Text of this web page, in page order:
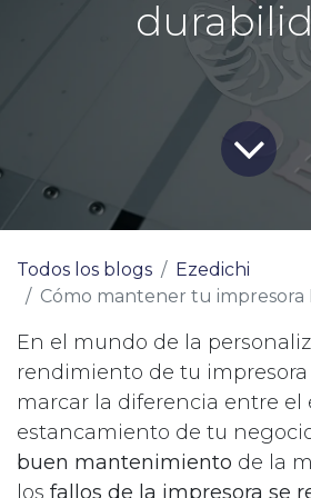
Todos los blogs
Ezedichi
Cómo mantener tu impresora DTF para
En el mundo de la
rendimiento de tu impresora
marcar la diferencia entre el
estancamiento de tu
buen mantenimiento de la
los fallos de la impresora se